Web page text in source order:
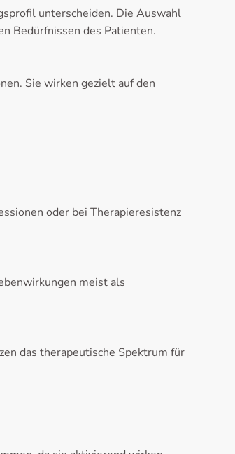
unterscheiden. Die Auswahl
Bedürfnissen des Patienten.
Sie wirken gezielt auf den
oder bei Therapieresistenz
meist als
das therapeutische Spektrum für